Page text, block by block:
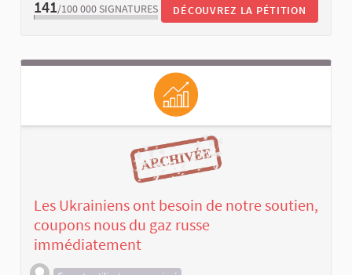
141/100 000 SIGNATURES DÉCOUVREZ LA PÉTITION
Les Ukrainiens ont besoin de notre soutien,
coupons nous du gaz russe
immédiatement